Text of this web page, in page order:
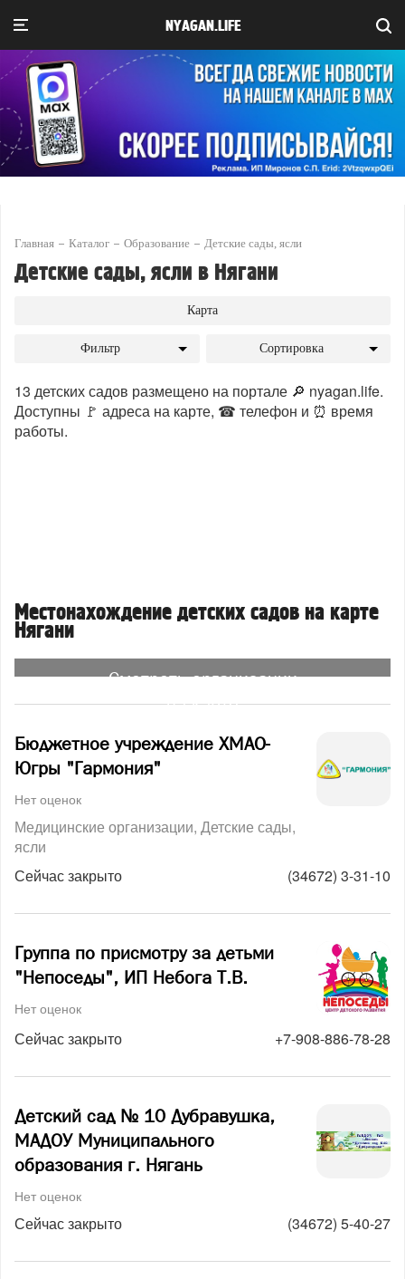
NYAGAN.LIFE
Главная Каталог Образование Детские сады, ясли
Детские сады, ясли в Нягани
Карта
Фильтр Сортировка
13 детских садов размещено на портале 🔎 nyagan.life.
Доступны 🚩 адреса на карте, ☎ телефон и ⏰ время
работы.
Местонахождение детских садов на карте
Нягани
Смотреть организации
на карте
Бюджетное учреждение ХМАО-
Югры "Гармония"
Нет оценок
Медицинские организации Детские сады,
ясли
Сейчас закрыто
(34672) 3-31-10
Группа по присмотру за детьми
"Непоседы", ИП Небога Т.В.
Нет оценок
Сейчас закрыто +7-908-886-78-28
Детский сад № 10 Дубравушка,
МАДОУ Муниципального
образования г. Нягань
Нет оценок
Сейчас закрыто (34672) 5-40-27